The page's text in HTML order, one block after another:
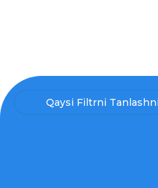
Qaysi Filtrni